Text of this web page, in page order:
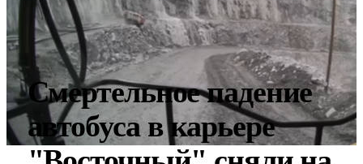
Смертельное падение
автобуса в карьере